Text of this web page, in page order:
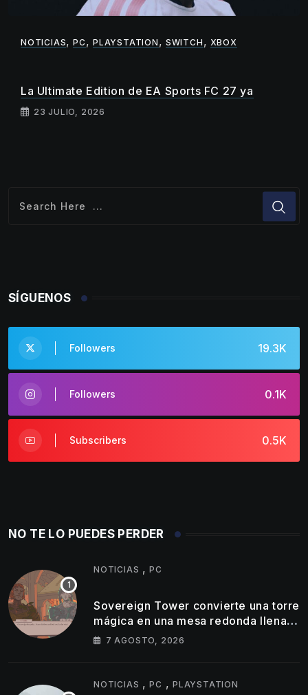
NOTICIAS,PC,PLAYSTATION , SWITCH , XBOX
La Ultimate Edition de EA Sports FC 27 ya
23 JULIO, 2026
SÍGUENOS
19.3K
Followers
0.1K
Followers
0.5K
Subscribers
NO TE LO PUEDES PERDER
NOTICIAS ,PC
Sovereign Tower convierte una torre
mágica en una mesa redonda llena
de egos
7 AGOSTO, 2026
NOTICIAS ,PC ,PLAYSTATION